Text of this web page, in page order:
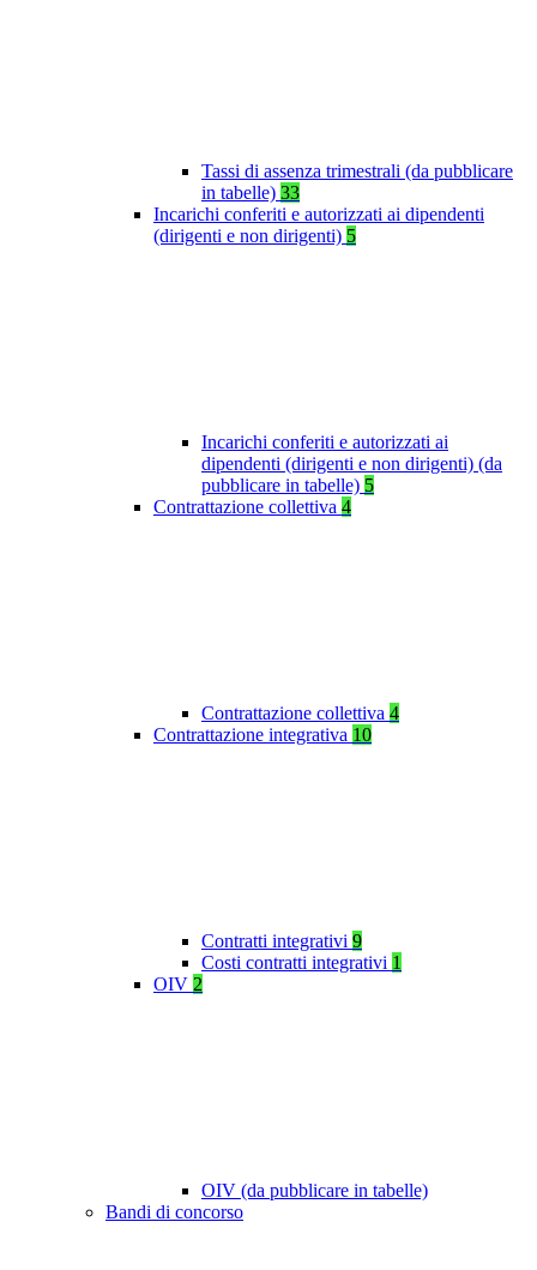
Tassi di assenza trimestrali (da pubblicare
in tabelle) 33
Incarichi conferiti e autorizzati ai dipendenti
(dirigenti e non dirigenti) 5
Incarichi conferiti e autorizzati ai
dipendenti (dirigenti e non dirigenti) (da
pubblicare in tabelle) 5
Contrattazione collettiva 4
Contrattazione collettiva 4
Contrattazione integrativa 10
Contratti integrativi 9
Costi contratti integrativi 1
OIV 2
OIV (da pubblicare in tabelle)
Bandi di concorso